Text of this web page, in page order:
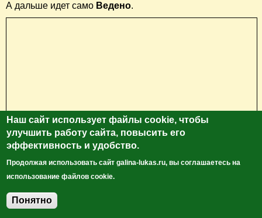
А дальше идет само Ведено.
В Ведено в районе рынка сохранились остатки
царской крепости
Наш сайт использует файлы cookie, чтобы
улучшить работу сайта, повысить его
эффективность и удобство.
Продолжая использовать сайт galina-lukas.ru, вы соглашаетесь на
использование файлов cookie.
Понятно